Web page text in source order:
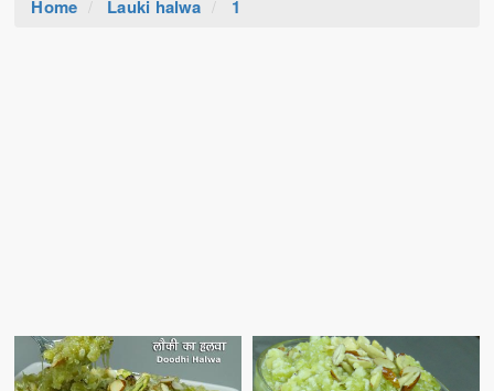
Home Lauki halwa 1